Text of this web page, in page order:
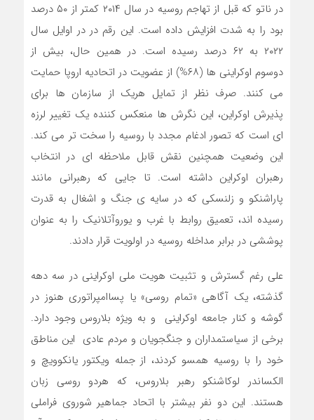
در ناتو که قبل از تهاجم روسیه در سال ۲۰۱۴ کمتر از ۵۰ درصد
بود را به شدت افزایش داده است. این رقم در در اوایل سال
۲۰۲۲ به ۶۲ درصد رسیده است. در همین حال، بیش از
دوسوم اوکراینی ها (۶۸%) از عضویت در اتحادیه اروپا حمایت
می کنند. صرف نظر از تمایل هریک از سازمان ها برای
پذیرش اوکراین، این نگرش ها منعکس کننده یک تغییر لرزه
ای است که تصور ادغام مجدد با روسیه را سخت تر می کند.
این وضعیت همچنین نقش قابل ملاحظه ای در انتخاب
رهبران اوکراین داشته است. تا جایی که رهبرانی مانند
پاراشنکو و زلنسکی که در سایه ی جنگ و اشغال به قدرت
رسیده اند، تعمیق روابط با غرب و یوروآتلانیک را به عنوان
پوششی در برابر مداخله روسیه در اولویت قرار دادند.
علی رغم گسترش و تثبیت هویت ملی اوکراینی در سه دهه
گذشته، یک آگاهی «تمام روسی» یا پساامپراتوری هنوز در
گوشه و کنار جامعه اوکراینی و به ویژه بلاروس وجود دارد.
برخی از سیاستمداران و جنگجویان و مردم عادی این مناطق
خود را با روسیه همسو کردند، از جمله ویکتور یانکوویچ و
الکساندر لوکاشنکو رهبر بلاروس، که هردو روسی زبان
هستند. این دو نفر بیشتر با اتحاد جماهیر شوروی فراملی